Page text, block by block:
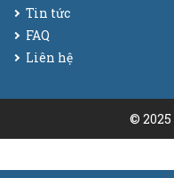
Tin tức
FAQ
Liên hệ
© 2025